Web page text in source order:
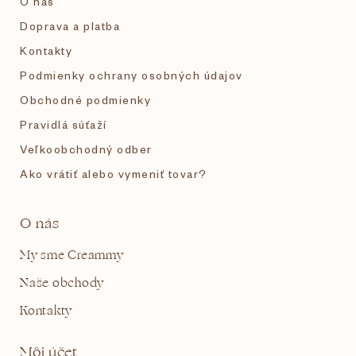
Doprava a platba
Kontakty
Podmienky ochrany osobných údajov
Obchodné podmienky
Pravidlá súťaží
Veľkoobchodný odber
Ako vrátiť alebo vymeniť tovar?
O nás
My sme Creammy
Naše obchody
Kontakty